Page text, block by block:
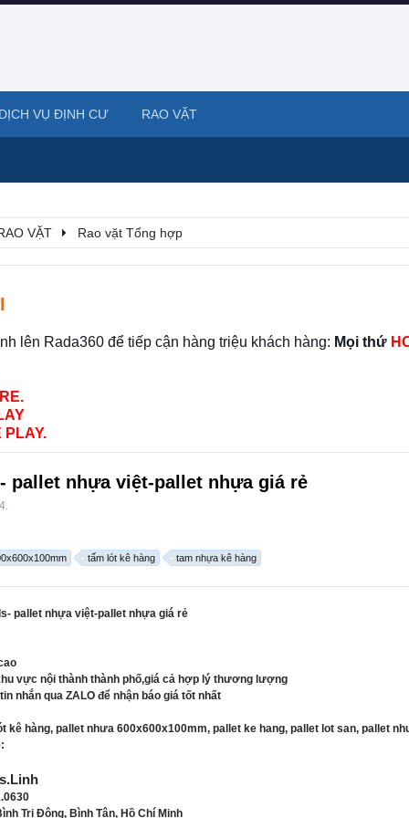
VẶT Rao vặt Tổng hợp
lên Rada360 để tiếp cận hàng triệu khách hàng: Mọi thứ
PLAY.
pallet nhựa việt-pallet nhựa giá rẻ
.
tấm lót kê hàng tam nhựa kê hàng
pallet nhựa việt-pallet nhựa giá rẻ
vực nội thành thành phố,giá cả hợp lý thương lượng
nhắn qua ZALO để nhận báo giá tốt nhất
kê hàng, pallet nhưa 600x600x100mm, pallet ke hang, pallet lot san, pallet
Trị Đông, Bình Tân, Hồ Chí Minh
DỊCH VỤ ĐỊNH CƯ RAO VẶT